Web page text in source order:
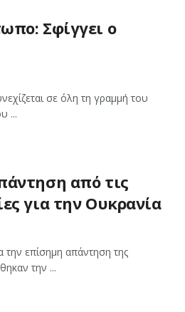
Σφίγγει ο
σε όλη τη γραμμή του
...
από τις
για την Ουκρανία
την επίσημη απάντηση της
την ...